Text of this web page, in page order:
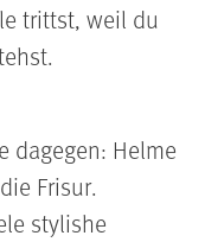
trittst, weil du
dagegen: Helme
Frisur.
stylishe